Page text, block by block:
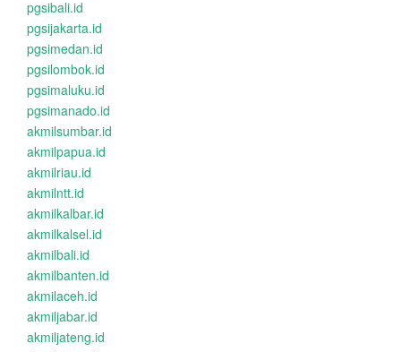
pgsibali.id
pgsijakarta.id
pgsimedan.id
pgsilombok.id
pgsimaluku.id
pgsimanado.id
akmilsumbar.id
akmilpapua.id
akmilriau.id
akmilntt.id
akmilkalbar.id
akmilkalsel.id
akmilbali.id
akmilbanten.id
akmilaceh.id
akmiljabar.id
akmiljateng.id